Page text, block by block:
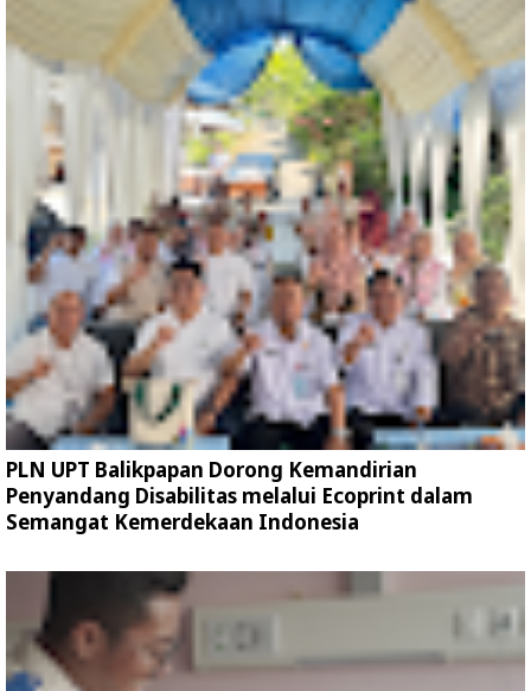
PLN UPT Balikpapan Dorong Kemandirian
Penyandang Disabilitas melalui Ecoprint dalam
Semangat Kemerdekaan Indonesia